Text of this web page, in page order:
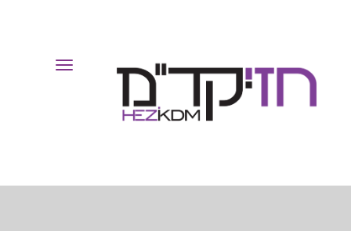
Toggle